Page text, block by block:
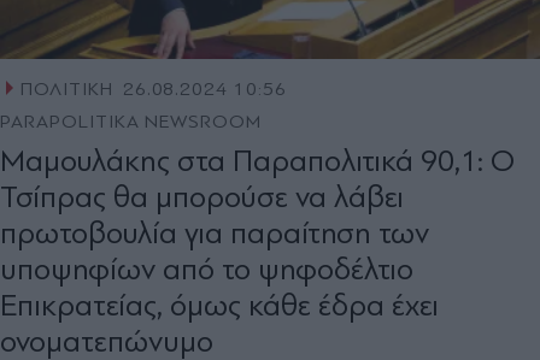
ΠΟΛΙΤΙΚΗ
26.08.2024 10:56
PARAPOLITIKA NEWSROOM
Μαμουλάκης στα Παραπολιτικά 90,1: Ο
Τσίπρας θα μπορούσε να λάβει
πρωτοβουλία για παραίτηση των
υποψηφίων από το ψηφοδέλτιο
Επικρατείας, όμως κάθε έδρα έχει
ονοματεπώνυμο